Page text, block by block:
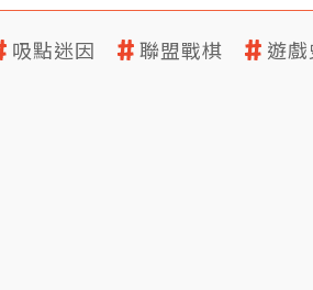
吸點迷因 聯盟戰棋 遊